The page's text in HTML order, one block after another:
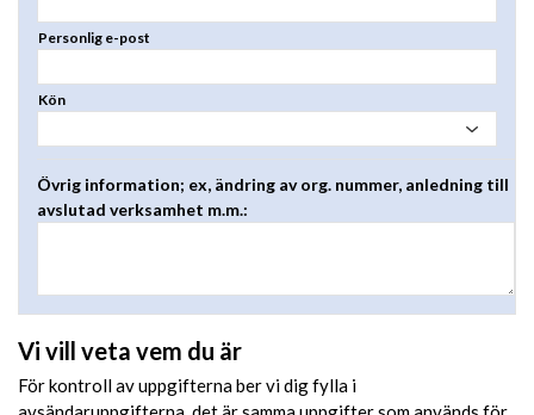
Personlig e-post
Kön
Övrig information; ex, ändring av org. nummer, anledning till
avslutad verksamhet m.m.:
Vi vill veta vem du är
För kontroll av uppgifterna ber vi dig fylla i